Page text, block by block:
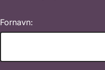
Fornavn: